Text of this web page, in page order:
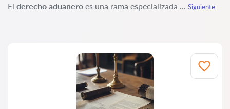
El derecho aduanero es una rama especializada ... Siguiente